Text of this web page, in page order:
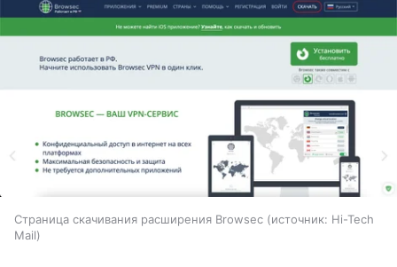
Страница скачивания расширения Browsec источник: Hi-Tech
Mail